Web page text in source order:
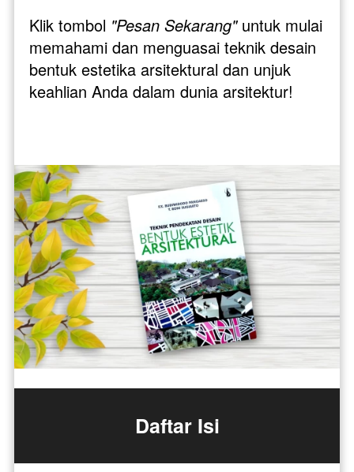
Klik tombol "Pesan Sekarang" untuk mulai
memahami dan menguasai teknik desain
bentuk estetika arsitektural dan unjuk
keahlian Anda dalam dunia arsitektur!
Daftar Isi